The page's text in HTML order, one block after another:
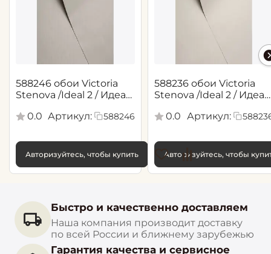
588246 обои Victoria
Stenova /Ideal 2 / Идеал
0.0 Артикул: 588246
Авторизуйтесь, чтобы купить
588236 обои Victoria
Stenova /Ideal 2 / Идеал
0.0 Артикул:
Авторизуйтесь, чтобы
Быстро и качественно доставляем
Наша компания производит доставку
по всей России и ближнему зарубежью
Гарантия качества и сервисное